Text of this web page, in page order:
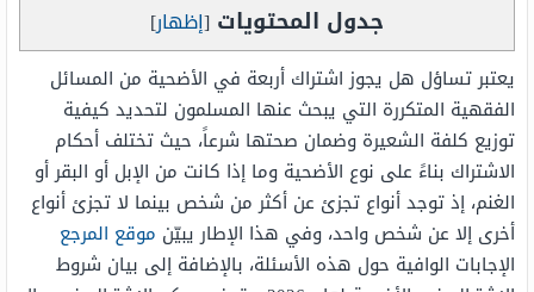
جدول المحتويات [إظهار]
يعتبر تساؤل هل يجوز اشتراك أربعة في الأضحية من المسائل
الفقهية المتكررة التي يبحث عنها المسلمون لتحديد كيفية
توزيع كلفة الشعيرة وضمان صحتها شرعاً، حيث تختلف أحكام
الاشتراك بناءً على نوع الأضحية وما إذا كانت من الإبل أو البقر أو
الغنم، إذ توجد أنواع تجزئ عن أكثر من شخص بينما لا تجزئ أنواع
أخرى إلا عن شخص واحد، وفي هذا الإطار يبيّن موقع المرجع
الإجابات الوافية حول هذه الأسئلة، بالإضافة إلى بيان شروط